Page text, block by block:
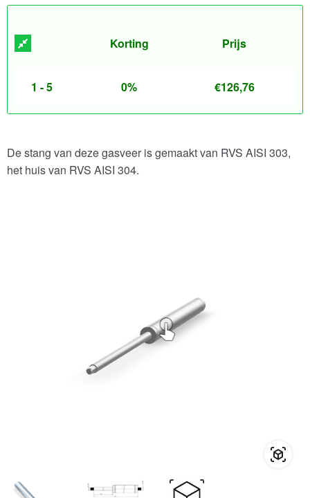
Korting Prijs
1 - 5 0% €126,76
De stang van deze gasveer is gemaakt van RVS AISI 303,
het huis van RVS AISI 304.